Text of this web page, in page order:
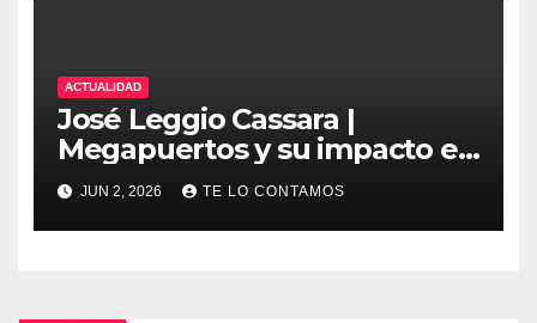
ACTUALIDAD
José Leggio Cassara |
Megapuertos y su impacto en
el turismo y el comercio
global
JUN 2, 2026 TE LO CONTAMOS